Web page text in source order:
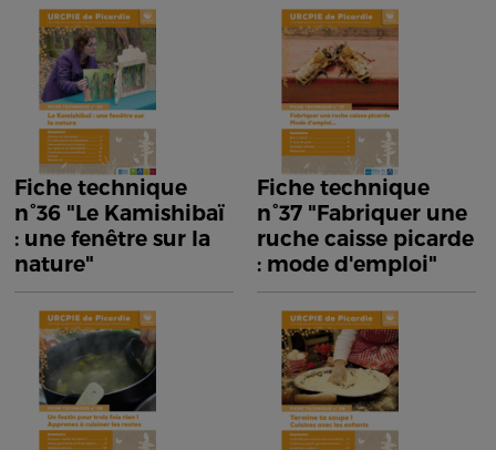
Fiche technique
n°36 "Le Kamishibaï
: une fenêtre sur la
nature"
Fiche technique
n°37 "Fabriquer une
ruche caisse picarde
: mode d'emploi"